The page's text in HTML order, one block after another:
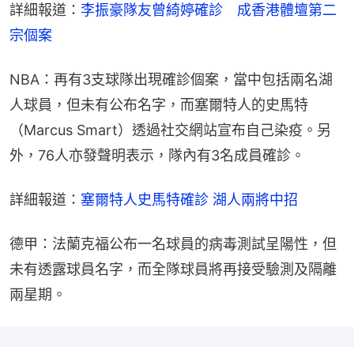
詳細報道： 李振豪隊友曾綺婷確診　成香港體壇第二
宗個案
NBA：再有3支球隊出現確診個案，當中包括兩名湖
人球員，但未有公布名字，而塞爾特人的史馬特
（Marcus Smart）透過社交網站宣布自己染疫。另
外，76人亦發聲明表示，隊內有3名成員確診。
詳細報道： 塞爾特人史馬特確診 湖人兩將中招
德甲：法蘭克福公布一名球員的病毒測試呈陽性，但
未有透露球員名字，而全隊球員將再接受驗測及隔離
兩星期。